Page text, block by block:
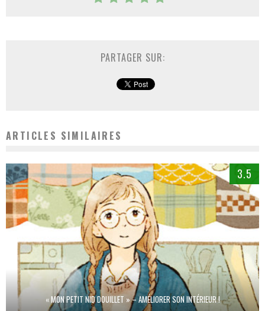
PARTAGER SUR:
ARTICLES SIMILAIRES
3.5
« MON PETIT NID DOUILLET » – AMÉLIORER SON INTÉRIEUR !